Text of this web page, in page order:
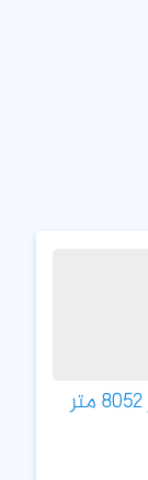
للبيع قطعة ارض في قلقيلية صير 8052 متر